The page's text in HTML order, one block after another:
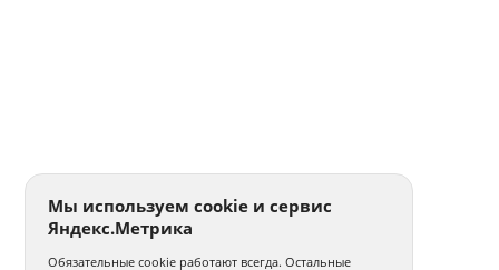
Мы используем cookie и сервис
Яндекс.Метрика
Обязательные cookie работают всегда. Остальные